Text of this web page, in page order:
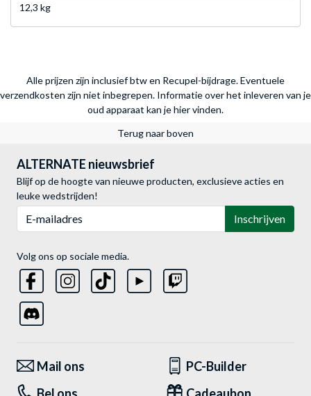
12,3 kg
Alle prijzen zijn inclusief btw en Recupel-bijdrage. Eventuele
verzendkosten zijn niet inbegrepen. Informatie over het inleveren van je
oud apparaat kan je hier vinden.
Terug naar boven
ALTERNATE nieuwsbrief
Blijf op de hoogte van nieuwe producten, exclusieve acties en
leuke wedstrijden!
Inschrijven
Volg ons op sociale media.
Mail ons
PC-Builder